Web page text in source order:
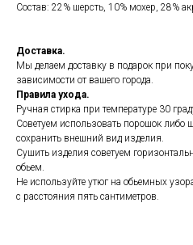
Состав: 22% шерсть, 10% мохер, 28%
Доставка.
Мы делаем доставку в подарок при
зависимости от вашего города.
Правила ухода.
Ручная стирка при температуре 30
Советуем использовать порошок либо
сохранить внешний вид изделия.
Сушить изделия советуем
обьем.
Не используйте утюг на обьемных
с расстояния пять сантиметров.